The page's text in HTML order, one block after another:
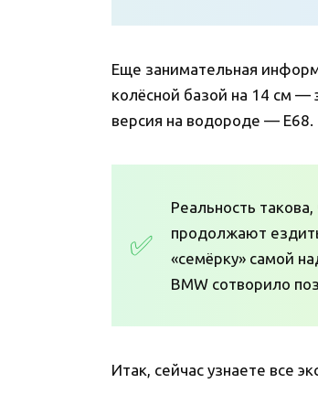
Еще занимательная
колёсной базой на 14 см —
версия на водороде — E68.
Реальность
продолжают
«семёрку» самой
BMW сотворило
Итак, сейчас узнаете все